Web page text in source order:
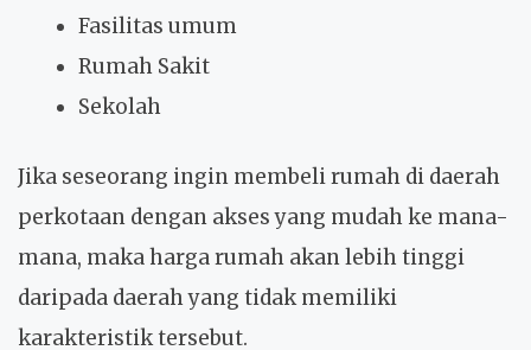
Fasilitas umum
Rumah Sakit
Sekolah
Jika seseorang ingin membeli rumah di daerah
perkotaan dengan akses yang mudah ke mana-
mana, maka harga rumah akan lebih tinggi
daripada daerah yang tidak memiliki
karakteristik tersebut.